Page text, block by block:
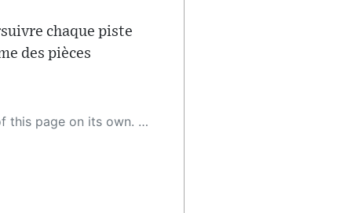
chaque piste
des pièces
the article may contain accidental inaccuracies or errors. We urge you to help us improve our site by reporting any inaccuracies you find using the "